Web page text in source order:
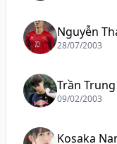
Nguyễn
28/07/2003
Trần
09/02/2003
Kosaka